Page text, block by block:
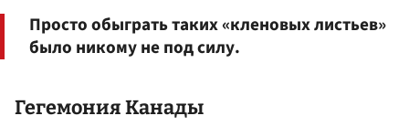
Просто обыграть таких «кленовых листьев»
было никому не под силу.
Гегемония Канады